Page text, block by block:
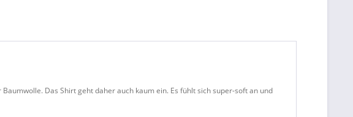
Das Shirt geht daher auch kaum ein. Es fühlt sich super-soft an und